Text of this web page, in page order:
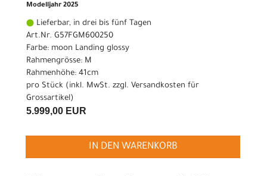
Modelljahr 2025
Lieferbar, in drei bis fünf Tagen
Art.Nr. G57FGM600250
Farbe: moon Landing glossy
Rahmengrösse: M
Rahmenhöhe: 41cm
pro Stück (inkl. MwSt. zzgl. Versandkosten für
Grossartikel)
5.999,00 EUR
IN DEN WARENKORB